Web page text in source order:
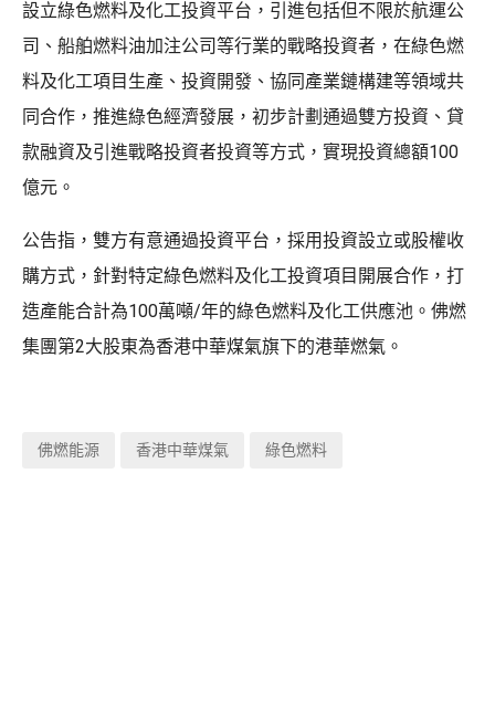
設立綠色燃料及化工投資平台，引進包括但不限於航運公
司、船舶燃料油加注公司等行業的戰略投資者，在綠色燃
料及化工項目生產、投資開發、協同產業鏈構建等領域共
同合作，推進綠色經濟發展，初步計劃通過雙方投資、貸
款融資及引進戰略投資者投資等方式，實現投資總額100
億元。
公告指，雙方有意通過投資平台，採用投資設立或股權收
購方式，針對特定綠色燃料及化工投資項目開展合作，打
造產能合計為100萬噸/年的綠色燃料及化工供應池。佛燃
集團第2大股東為香港中華煤氣旗下的港華燃氣。
佛燃能源 香港中華煤氣 綠色燃料